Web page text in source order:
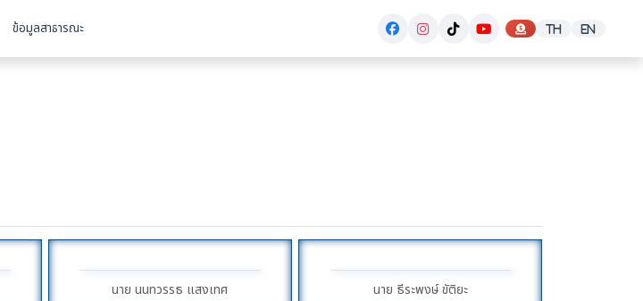
ข้อมูลสาธารณะ
นาย นนทวรรธ แสงเทศ นาย ธีระพงษ์ ขัติยะ